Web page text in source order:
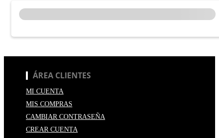
ÁREA CLIENTES
MI CUENTA
MIS COMPRAS
CAMBIAR CONTRASEÑA
CREAR CUENTA